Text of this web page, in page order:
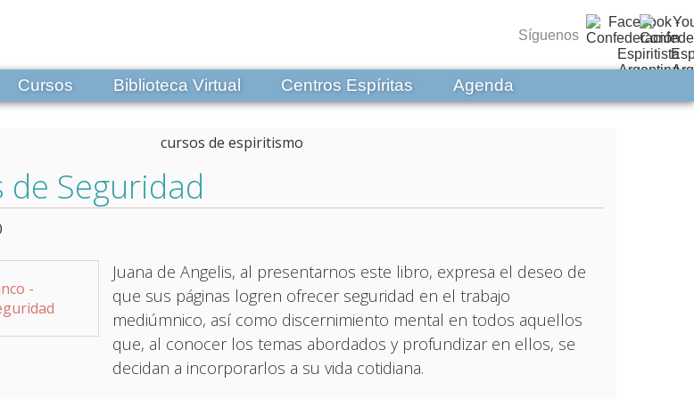
Síguenos
Cursos Biblioteca Virtual Centros Espíritas Agenda
Seguridad
Juana de Angelis, al presentarnos este libro, expresa el deseo de
que sus páginas logren ofrecer seguridad en el trabajo
mediúmnico, así como discernimiento mental en todos aquellos
que, al conocer los temas abordados y profundizar en ellos, se
decidan a incorporarlos a su vida cotidiana.